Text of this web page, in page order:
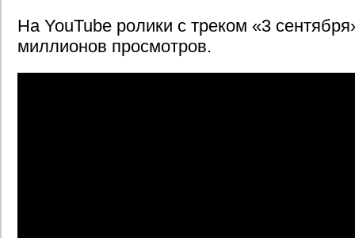
На YouTube ролики с треком «3
миллионов просмотров.